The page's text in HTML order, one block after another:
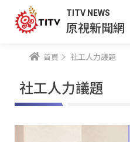
TITV NEWS
原視新聞網
首頁 社工人力議題
社工人力議題